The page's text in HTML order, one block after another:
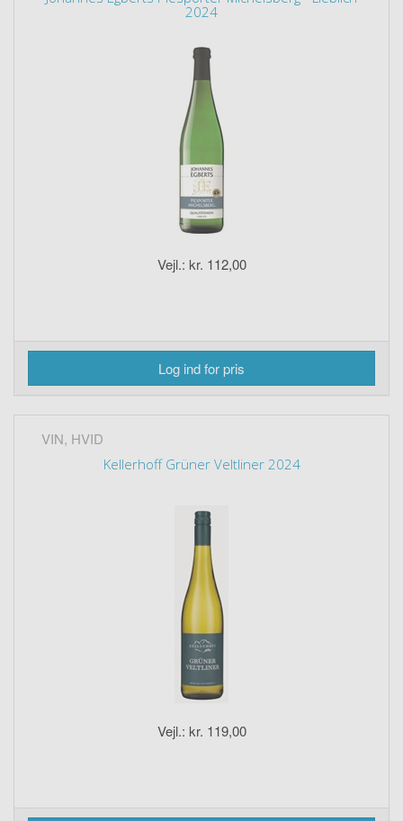
2024
Vejl.: kr. 112,00
Log ind for pris
VIN, HVID
Kellerhoff Grüner Veltliner 2024
Vejl.: kr. 119,00